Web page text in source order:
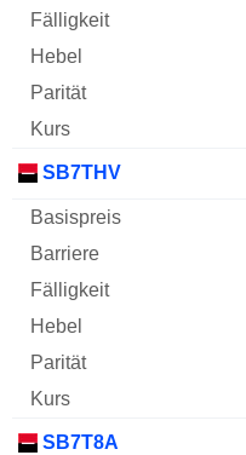
SB7THV
SB7T8A